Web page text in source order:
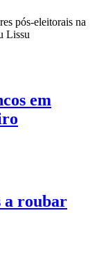
pós-eleitorais na
Lissu
em
a roubar